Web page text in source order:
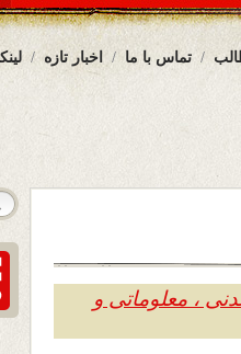
اخبار تازه تماس با ما
، معلوماتی و